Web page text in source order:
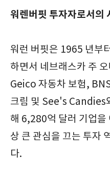
워렌버핏 투자자로서의
워런 버핏은 1965 년부
하면서 네브래스카 주
Geico 자동차 보험,
크림 및 See's Candies
해 6,280억 달러 기업을
상 큰 관심을 끄는 투자
다.